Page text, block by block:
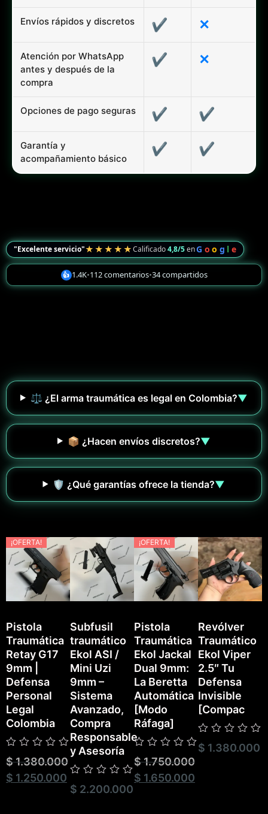
Envíos rápidos y discretos ✔ ✕
Atención por WhatsApp
antes y después de la
compra
✔ ✕
Opciones de pago seguras ✔ ✔
Garantía y
acompañamiento básico
✔ ✔
"Excelente servicio"★★★★★Calificado4,8/5enG o o g l e
👍 1.4K•112 comentarios•34 compartidos
⚖️ ¿El arma traumática es legal en Colombia?▼
📦 ¿Hacen envíos discretos?▼
🛡️ ¿Qué garantías ofrece la tienda?▼
¡OFERTA!
Pistola
Traumática
Retay G17
9mm |
Defensa
Personal
Legal
Colombia
Valorado
con
0
de
$1.380.000
$ 1.250.000
Subfusil
traumático
Ekol ASI /
Mini Uzi
9mm –
Sistema
Avanzado,
Compra
Responsable
y Asesoría
Valorado
con
$ 2.200.000
¡OFERTA!
Pistola
Traumática
Ekol Jackal
Dual 9mm:
La Beretta
Automática
[Modo
Ráfaga]
Valorado
con
0
de
$1.750.000
$ 1.650.000
Revólver
Traumático
Ekol Viper
2.5″ Tu
Defensa
Invisible
[Compac
Valorado
con
$ 1.380.000